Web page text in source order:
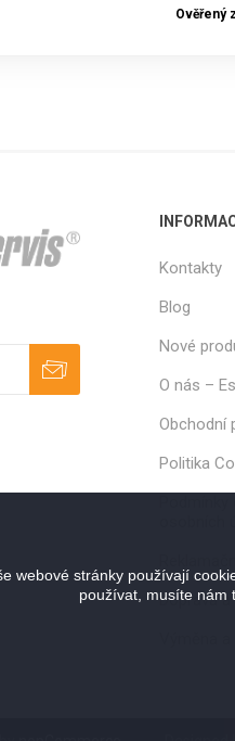
Ověřený
Kontakty
Blog
Nové
O nás –
Obchodní
Politika
Doprava
Výměna
webové stránky používají
používat, musíte nám